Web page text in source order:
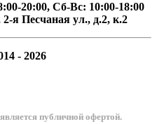
20:00, Сб-Вс: 10:00-18:00
2-я Песчаная ул., д.2, к.2
- 2026
публичной офертой.